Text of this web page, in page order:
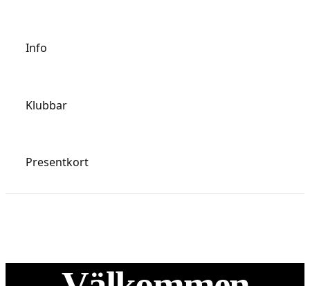
Info
Klubbar
Presentkort